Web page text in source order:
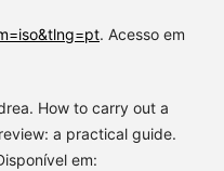
. Acesso em
How to carry out a
a practical guide.
em: